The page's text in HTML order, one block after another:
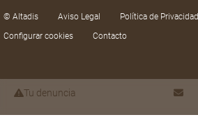
Tu denuncia
© Altadis Aviso Legal Política de Privacidad
Configurar cookies
Contacto